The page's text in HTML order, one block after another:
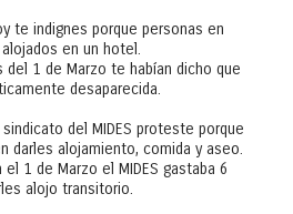
te indignes porque personas en
en un hotel.
del 1 de Marzo te habían dicho que
desaparecida.
del MIDES proteste porque
darles alojamiento, comida y aseo.
1 de Marzo el MIDES gastaba 6
alojo transitorio.